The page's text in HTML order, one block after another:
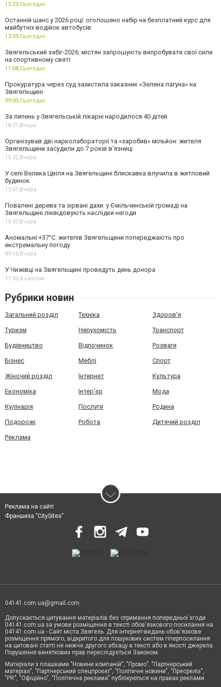
15:23, Сьогодні
Останній шанс у 2026 році: оголошено набір на безплатний курс для
майбутніх водійок автобусів
13:09, Сьогодні
Звягельський забіг-2026: містян запрошують випробувати свої сили
на спортивному святі
11:08, Сьогодні
Прокуратура через суд захистила заказник «Зелена лагуна» на
Звягельщині
09:00, Сьогодні
За липень у Звягельській лікарні народилося 40 дітей
18:21, Вчора
Організував дві нарколабораторії та «заробив» мільйон: жителя
Звягельщини засудили до 7 років в'язниці
15:32, Вчора
У селі Велика Цвіля на Звягельщині блискавка влучила в житловий
будинок
13:01, Вчора
Повалені дерева та зірвані дахи: у Ємільчинській громаді на
Звягельщині ліквідовують наслідки негоди
10:37, Вчора
Аномальні +37°C: жителів Звягельщини попереджають про
екстремальну погоду
09:10, Вчора
У Чижівці на Звягельщині проведуть день донора
17:53, 4 серпня
Рубрики новин
Загальний розділ Техніка Здоров'я
Туризм Нерухомість Транспорт
Будівництво Відпочинок Розваги
Бізнес Меблі Спорт
Жіночий розділ Інтернет Культура
Економіка Інтер'єр Мода
Кулінарія Послуги Родина
Подорожі Робота Дитячий розділ
Реклама
Реклама на сайті
Франшиза "CitySites"
04141.com.ua@gmail.com
Допускається цитування матеріалів без отримання попередньої згоди
04141.com.ua за умови розміщення в тексті обов'язкового посилання на
04141.com.ua - Сайт міста Звягель. Для інтернет-видань обов'язкове
розміщення прямого, відкритого для пошукових систем гіперпосилання
на цитовані статті не нижче другого абзацу в тексті або в якості джерела.
Порушення виняткових прав переслідується Законом.
Матеріали з плашками "Новини компаній", "Промо", "Партнерський
матеріал", "Партнерський спецпроєкт", "Політичні новини", "Пресреліз",
"PR", "Офіційно", "Політична реклама" публікуються на правах реклами.